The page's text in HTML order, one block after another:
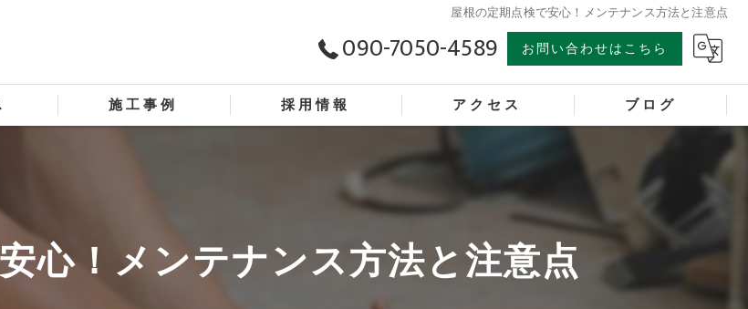
屋根の定期点検で安心！メンテナンス方法と注意点
090-7050-4589 お問い合わせはこちら
施工事例 採用情報 アクセス ブログ
心！メンテナンス方法と注意点